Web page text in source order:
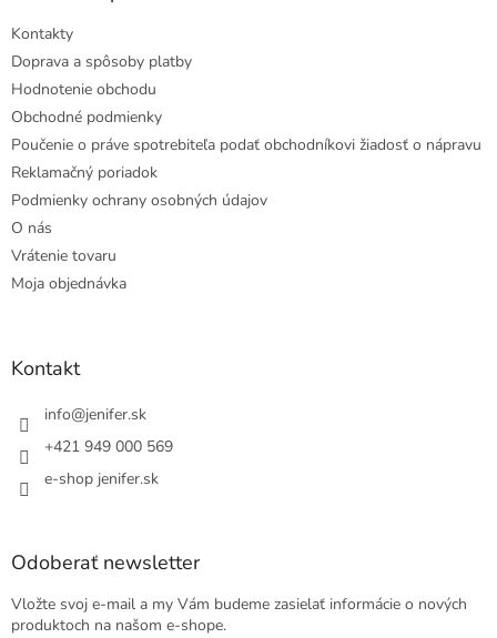
Kontakty
Doprava a spôsoby platby
Hodnotenie obchodu
Obchodné podmienky
Poučenie o práve spotrebiteľa podať obchodníkovi žiadosť o nápravu
Reklamačný poriadok
Podmienky ochrany osobných údajov
O nás
Vrátenie tovaru
Moja objednávka
Kontakt
info@jenifer.sk
+421 949 000 569
e-shop jenifer.sk
Odoberať newsletter
Vložte svoj e-mail a my Vám budeme zasielať informácie o nových
produktoch na našom e-shope.